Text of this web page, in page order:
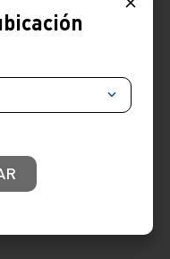
útiles desde la recepción de tu
Términos y condiciones